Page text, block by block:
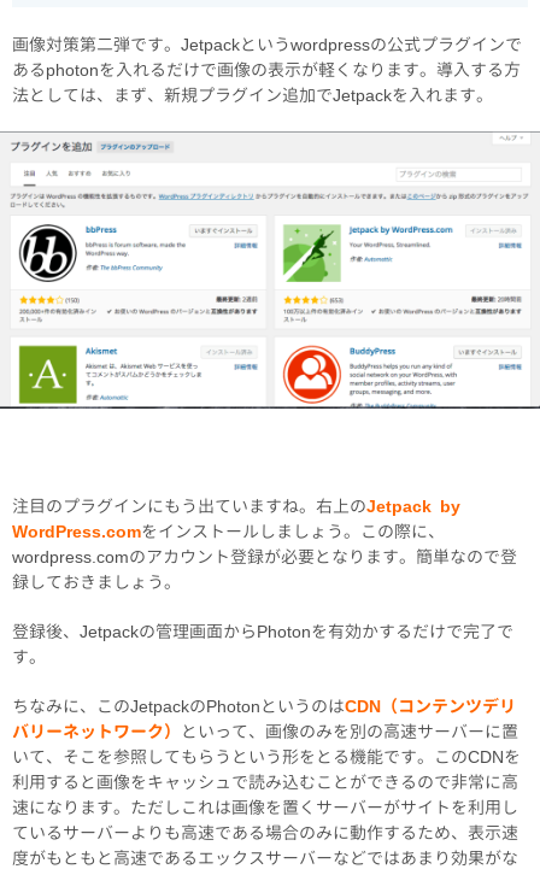
画像対策第二弾です。Jetpackというwordpressの公式プラグインで
あるphotonを入れるだけで画像の表示が軽くなります。導入する方
法としては、まず、新規プラグイン追加でJetpackを入れます。
注目のプラグインにもう出ていますね。右上のJetpack by
WordPress.comをインストールしましょう。この際に、
wordpress.comのアカウント登録が必要となります。簡単なので登
録しておきましょう。
登録後、Jetpackの管理画面からPhotonを有効かするだけで完了で
す。
ちなみに、このJetpackのPhotonというのはCDN（コンテンツデリ
バリーネットワーク） といって、画像のみを別の高速サーバーに置
いて、そこを参照してもらうという形をとる機能です。このCDNを
利用すると画像をキャッシュで読み込むことができるので非常に高
速になります。ただしこれは画像を置くサーバーがサイトを利用し
ているサーバーよりも高速である場合のみに動作するため、表示速
度がもともと高速であるエックスサーバーなどではあまり効果がな